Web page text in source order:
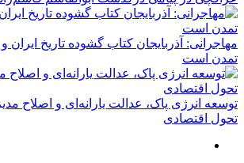
مهاجرانی: آذربایجان کتاب گشوده تاریخ
تمدن است
توسعه انرژی پاک، عدالت یارانه‌ای و اصلاح
تحول اقتصادی